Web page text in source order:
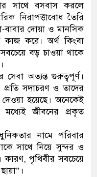
সাথে বসবাস করলে
নিরাপত্তাবোধ তৈরি
দোয়া ও মানসিক
কাজ করে। অর্থ কিংবা
বড় চাওয়া থাকে
সেবা অত্যন্ত গুরুত্বপূর্ণ।
প্রতি সদাচরণ ও তাদের
হয়েছে। অনেকেই
মধ্যেই জীবনের প্রকৃত
নামে পরিবার
সাথে নিয়ে সুন্দর ও
পৃথিবীর সবচেয়ে